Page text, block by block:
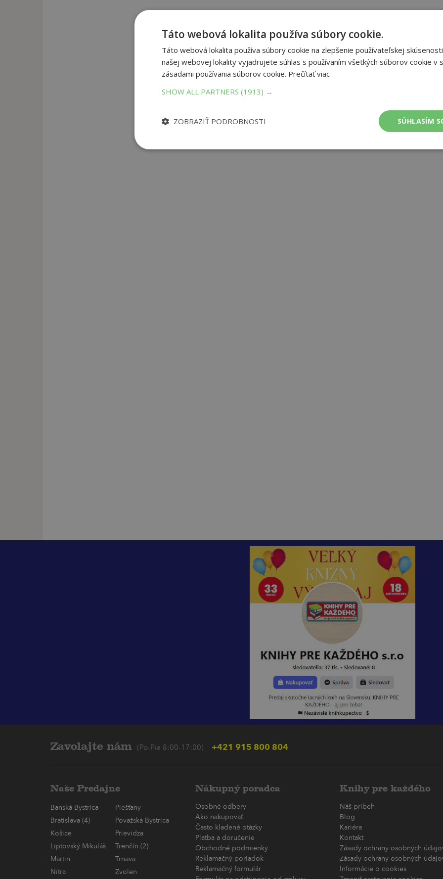
Zavolajte nám (Po-Pia 8:00-17:00) +421 915 800 804
Naše Predajne
Banská Bystrica
Piešťany
Bratislava (4)
Považská Bystrica
Košice
Prievidza
Liptovský Mikuláš
Trenčín (2)
Martin
Trnava
Nitra
Zvolen
Nákupný poradca
Osobné odbery
Ako nakupovať
Často kladené otázky
Platba a doručenie
Obchodné podmienky
Reklamačný poriadok
Reklamačný formulár
Knihy pre každého
Náš príbeh
Blog
Kariéra
Kontakt
Zásady ochrany osobných
Zásady ochrany osobných
Informácie o cookies
Táto webová lokalita používa súbory cookie.
Táto webová lokalita používa súbory cookie na zlepšenie používateľskej
našej webovej lokality vyjadrujete súhlas s používaním všetkých súborov cookie v
zásadami používania súborov cookie. Prečítať viac
SHOW ALL PARTNERS (1913) →
SÚHLASÍM
ZOBRAZIŤ PODROBNOSTI